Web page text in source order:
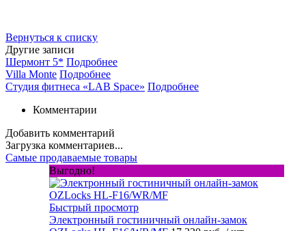
Вернуться к списку
Другие записи
Шермонт 5* Подробнее
Villa Monte Подробнее
Студия фитнеса «LAB Space» Подробнее
Комментарии
Добавить комментарий
Загрузка комментариев...
Самые продаваемые товары
Выгодно!
Быстрый просмотр
Электронный гостиничный онлайн-замок